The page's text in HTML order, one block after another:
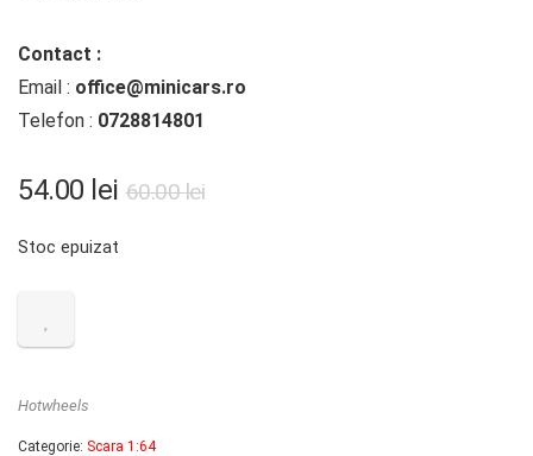
Contact :
Email : office@minicars.ro
Telefon : 0728814801
60.00lei
54.00 lei
Stoc epuizat
Hotwheels
Categorie: Scara 1:64